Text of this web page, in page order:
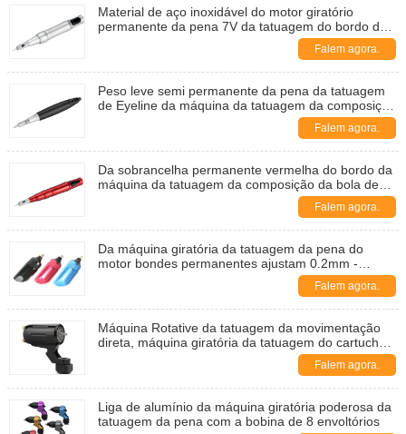
Material de aço inoxidável do motor giratório
permanente da pena 7V da tatuagem do bordo da
Falem agora.
Peso leve semi permanente da pena da tatuagem
de Eyeline da máquina da tatuagem da composição
Falem agora.
Da sobrancelha permanente vermelha do bordo da
máquina da tatuagem da composição da bola de
fogo da profissão rádio recarregável de
Falem agora.
Da máquina giratória da tatuagem da pena do
motor bondes permanentes ajustam 0.2mm -
Falem agora.
Máquina Rotative da tatuagem da movimentação
direta, máquina giratória da tatuagem do cartucho
Falem agora.
Liga de alumínio da máquina giratória poderosa da
tatuagem da pena com a bobina de 8 envoltórios